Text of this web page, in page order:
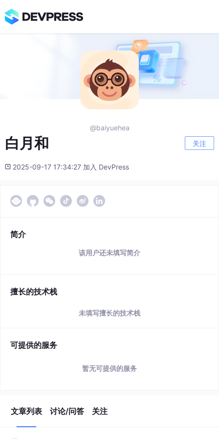
@baiyuehea
白月和 关注
2025-09-17 17:34:27 加入 DevPress
简介
该用户还未填写简介
擅长的技术栈
未填写擅长的技术栈
可提供的服务
暂无可提供的服务
文章列表 讨论/问答 关注